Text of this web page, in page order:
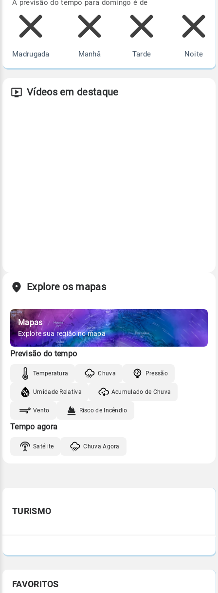
A previsão do tempo para domingo é de
Madrugada Manhã Tarde Noite
Vídeos em destaque
Explore os mapas
Mapas
Explore sua região no mapa
Previsão do tempo
Temperatura Chuva Pressão
Umidade Relativa Acumulado de Chuva
Vento Risco de Incêndio
Tempo agora
Satélite Chuva Agora
TURISMO
FAVORITOS